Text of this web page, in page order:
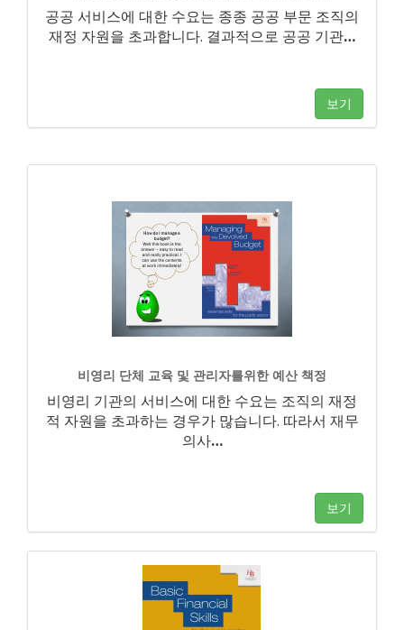
공공 서비스에 대한 수요는 종종 공공 부문 조직의
재정 자원을 초과합니다. 결과적으로 공공 기관…
보기
비영리 단체 교육 및 관리자를위한 예산 책정
비영리 기관의 서비스에 대한 수요는 조직의 재정
적 자원을 초과하는 경우가 많습니다. 따라서 재무
의사…
보기